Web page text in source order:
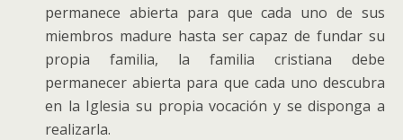
permanece abierta para que cada uno de sus
miembros madure hasta ser capaz de fundar su
propia familia, la familia cristiana debe
permanecer abierta para que cada uno descubra
en la Iglesia su propia vocación y se disponga a
realizarla.